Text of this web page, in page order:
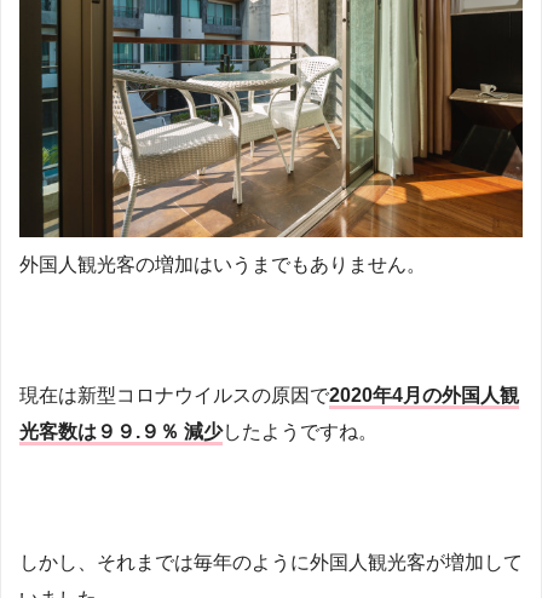
外国人観光客の増加はいうまでもありません。
現在は新型コロナウイルスの原因で2020年4月の外国人観
光客数は９９.９％ 減少したようですね。
しかし、それまでは毎年のように外国人観光客が増加して